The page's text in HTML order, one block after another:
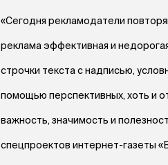
«Сегодня рекламодатели
реклама эффективная и
строчки текста с надписью,
помощью перспективных, хоть и
важность, значимость и
спецпроектов интернет-газеты